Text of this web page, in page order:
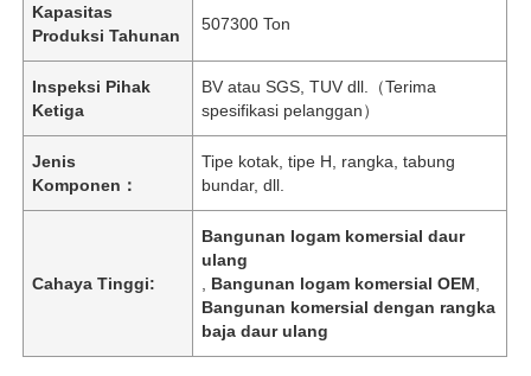
Kapasitas
Produksi Tahunan
507300 Ton
Inspeksi Pihak
Ketiga
BV atau SGS, TUV dll.（Terima
spesifikasi pelanggan）
Jenis
Komponen：
Tipe kotak, tipe H, rangka, tabung
bundar, dll.
Cahaya Tinggi:
Bangunan logam komersial daur
ulang
Bangunan logam komersial OEM
Bangunan komersial dengan rangka
baja daur ulang